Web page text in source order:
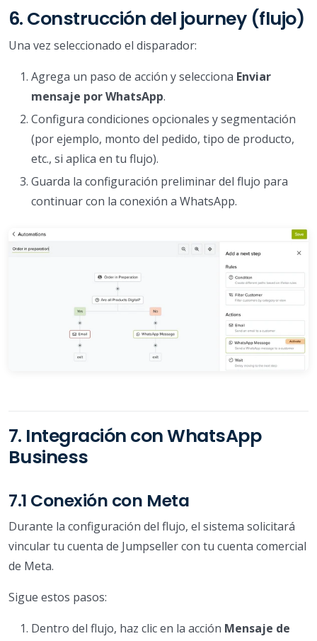
6. Construcción del journey (flujo)
Una vez seleccionado el disparador:
Agrega un paso de acción y selecciona Enviar
mensaje por WhatsApp.
Configura condiciones opcionales y segmentación
(por ejemplo, monto del pedido, tipo de producto,
etc., si aplica en tu flujo).
Guarda la configuración preliminar del flujo para
continuar con la conexión a WhatsApp.
7. Integración con WhatsApp
Business
7.1 Conexión con Meta
Durante la configuración del flujo, el sistema solicitará
vincular tu cuenta de Jumpseller con tu cuenta comercial
de Meta.
Sigue estos pasos:
Dentro del flujo, haz clic en la acción Mensaje de